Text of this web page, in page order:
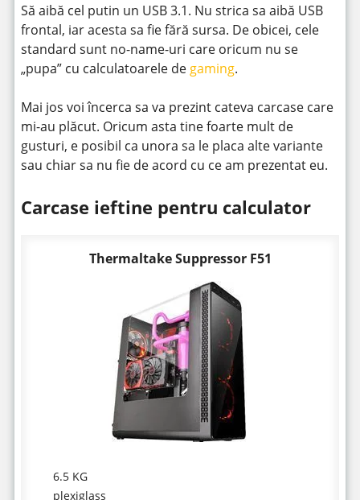
Să aibă cel putin un USB 3.1. Nu strica sa aibă USB
frontal, iar acesta sa fie fără sursa. De obicei, cele
standard sunt no-name-uri care oricum nu se
„pupa” cu calculatoarele de gaming.
Mai jos voi încerca sa va prezint cateva carcase care
mi-au plăcut. Oricum asta tine foarte mult de
gusturi, e posibil ca unora sa le placa alte variante
sau chiar sa nu fie de acord cu ce am prezentat eu.
Carcase ieftine pentru calculator
Thermaltake Suppressor F51
6.5 KG
plexiglass